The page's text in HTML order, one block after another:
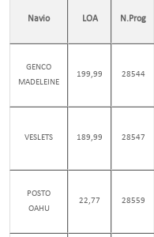
Navio LOA N.Prog
GENCO
MADELEINE
199,99 28544
VESLETS 189,99 28547
POSTO
OAHU
22,77 28559